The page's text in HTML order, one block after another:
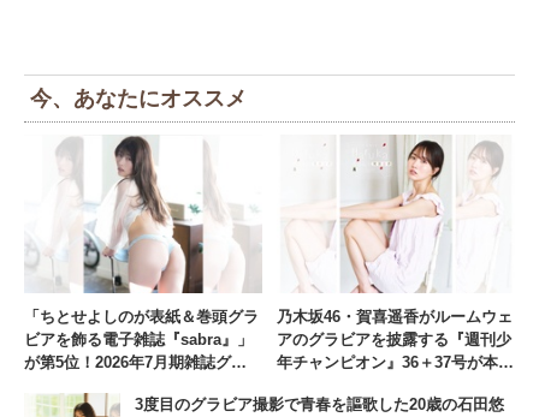
今、あなたにオススメ
「ちとせよしのが表紙＆巻頭グラ
ビアを飾る電子雑誌『sabra』」
が第5位！2026年7月期雑誌グラ
乃木坂46・賀喜遥香がルームウェ
アのグラビアを披露する『週刊少
年チャンピオン』36＋37号が本日
3度目のグラビア撮影で青春を謳歌した20歳の石田悠